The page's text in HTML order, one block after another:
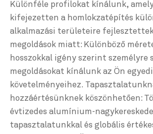
Különféle profilokat kínálunk,
kifejezetten a homlokzatépítés
alkalmazási területeire
megoldások miatt: Különböző
hosszokkal igény szerint személyre
megoldásokat kínálunk az Ön
követelményeihez.
hozzáértésünknek köszönhetően:
évtizedes alumínium-
tapasztalatunkkal és globális